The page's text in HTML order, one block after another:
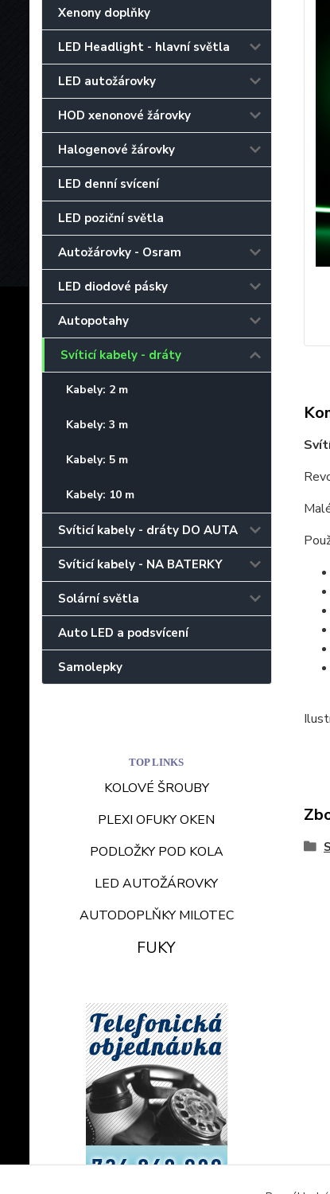
Xenony doplňky
LED Headlight - hlavní světla
LED autožárovky
HOD xenonové žárovky
Halogenové žárovky
LED denní svícení
LED poziční světla
Autožárovky - Osram
LED diodové pásky
Autopotahy
Svíticí kabely - dráty
Kabely: 2 m
Kabely: 3 m
Kabely: 5 m
Kabely: 10 m
Svíticí kabely - dráty DO AUTA
Svíticí kabely - NA BATERKY
Solární světla
Auto LED a podsvícení
Samolepky
TOP LINKS
KOLOVÉ ŠROUBY
PLEXI OFUKY OKEN
PODLOŽKY POD KOLA
LED AUTOŽÁROVKY
AUTODOPLŇKY MILOTEC
FUKY